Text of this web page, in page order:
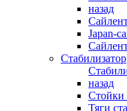
назад
Japan-
Стабилизатор
назад
Стойки
Тяги